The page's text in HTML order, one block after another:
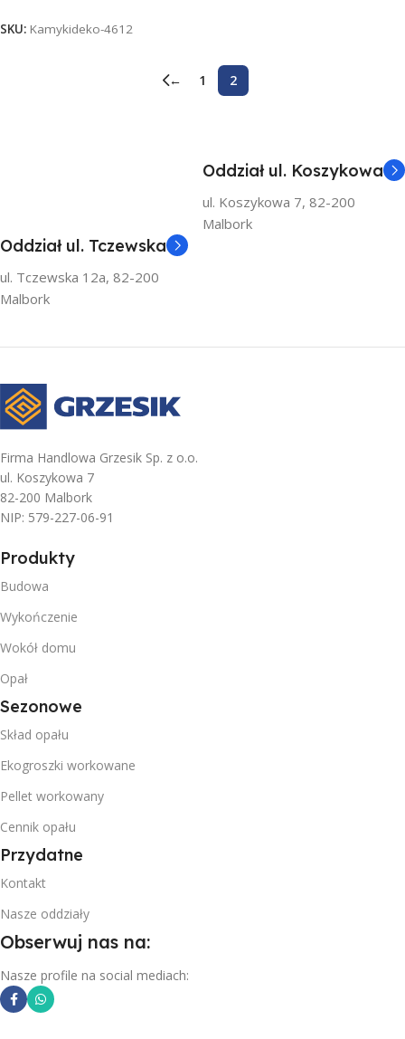
SKU: Kamykideko-4612
← 1 2
Oddział ul. Koszykowa
ul. Koszykowa 7, 82-200
Malbork
Oddział ul. Tczewska
ul. Tczewska 12a, 82-200
Malbork
Firma Handlowa Grzesik Sp. z o.o.
ul. Koszykowa 7
82-200 Malbork
NIP: 579-227-06-91
Produkty
Budowa
Wykończenie
Wokół domu
Opał
Sezonowe
Skład opału
Ekogroszki workowane
Pellet workowany
Cennik opału
Przydatne
Kontakt
Nasze oddziały
Obserwuj nas na:
Nasze profile na social mediach: